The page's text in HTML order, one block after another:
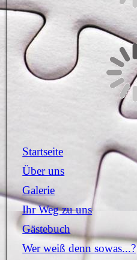
Startseite
Über uns
Galerie
Ihr Weg zu uns
Gästebuch
Wer weiß denn sowas...?